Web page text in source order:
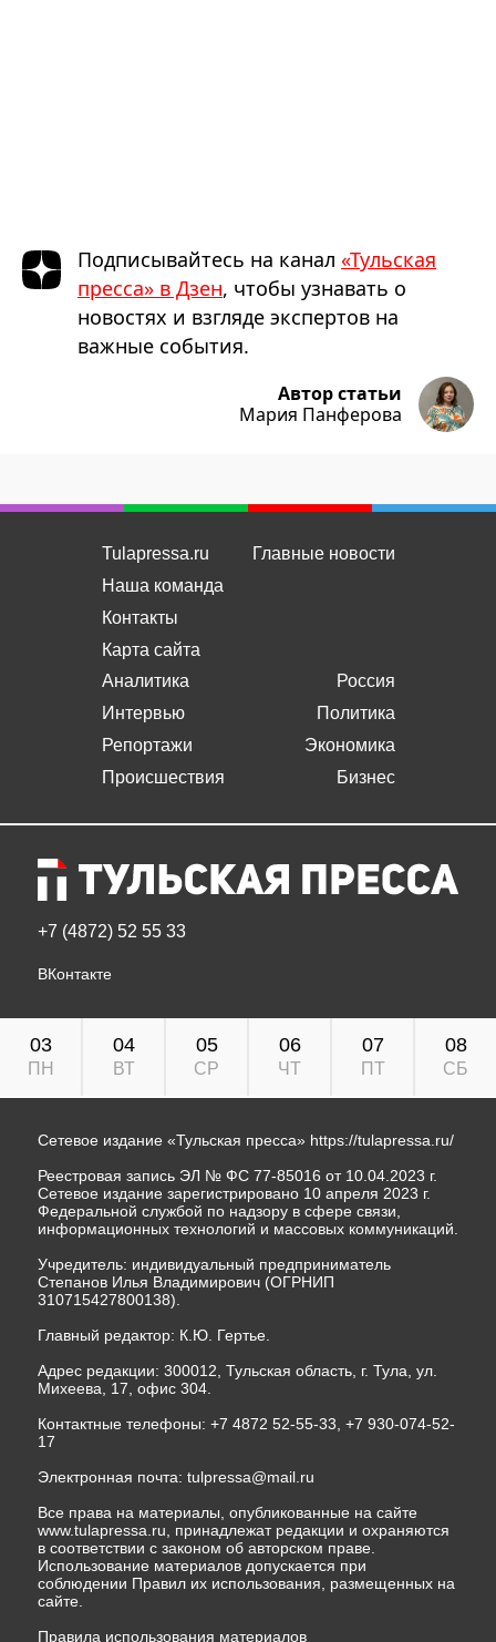
Подписывайтесь на канал «Тульская
пресса» в Дзен, чтобы узнавать о
новостях и взгляде экспертов на
важные события.
Автор статьи
Мария Панферова
Tulapressa.ru
Наша команда
Контакты
Карта сайта
Главные новости
Аналитика
Интервью
Репортажи
Происшествия
Россия
Политика
Экономика
Бизнес
+7 (4872) 52 55 33
ВКонтакте
03
ПН
04
ВТ
05
СР
06
ЧТ
07
ПТ
08
СБ
Сетевое издание «Тульская пресса» https://tulapressa.ru/
Реестровая запись ЭЛ № ФС 77-85016 от 10.04.2023 г.
Сетевое издание зарегистрировано 10 апреля 2023 г.
Федеральной службой по надзору в сфере связи,
информационных технологий и массовых коммуникаций.
Учредитель: индивидуальный предприниматель
Степанов Илья Владимирович (ОГРНИП
310715427800138).
Главный редактор: К.Ю. Гертье.
Адрес редакции: 300012, Тульская область, г. Тула, ул.
Михеева, 17, офис 304.
Контактные телефоны: +7 4872 52-55-33, +7 930-074-52-
17
Электронная почта: tulpressa@mail.ru
Все права на материалы, опубликованные на сайте
www.tulapressa.ru, принадлежат редакции и охраняются
в соответствии с законом об авторском праве.
Использование материалов допускается при
соблюдении Правил их использования, размещенных на
сайте.
Правила использования материалов